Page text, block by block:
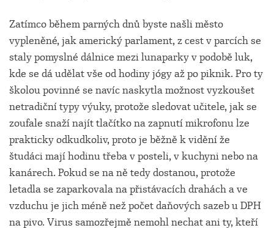
Zatímco během parných dnů byste našli město
vypleněné, jak americký parlament, z cest v parcích se
staly pomyslné dálnice mezi lunaparky v podobě luk,
kde se dá udělat vše od hodiny jógy až po piknik. Pro ty
školou povinné se navíc naskytla možnost vyzkoušet
netradiční typy výuky, protože sledovat učitele, jak se
zoufale snaží najít tlačítko na zapnutí mikrofonu lze
prakticky odkudkoliv, proto je běžně k vidění že
študáci mají hodinu třeba v posteli, v kuchyni nebo na
kanárech. Pokud se na ně tedy dostanou, protože
letadla se zaparkovala na přistávacích drahách a ve
vzduchu je jich méně než počet daňových sazeb u DPH
na pivo. Virus samozřejmě nemohl nechat ani ty, kteří